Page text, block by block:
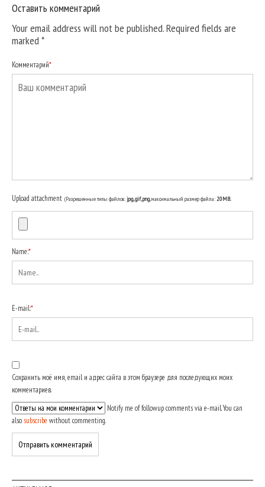
Оставить комментарий
Your email address will not be published. Required fields are
marked*
Комментарий*
Upload attachment (Разрешенные типы файлов:jpg, gif, png, максимальный размер файла:20MB.
Name:*
E-mail:*
Сохранить моё имя, email и адрес сайта в этом браузере для последующих моих
комментариев.
Notify me of followup comments via e-mail. You can
also subscribe without commenting.